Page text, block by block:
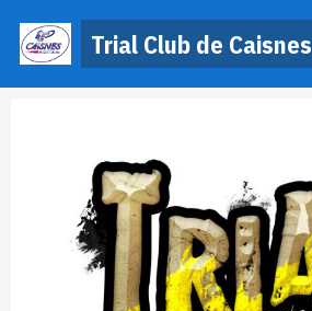
Trial Club de Caisnes